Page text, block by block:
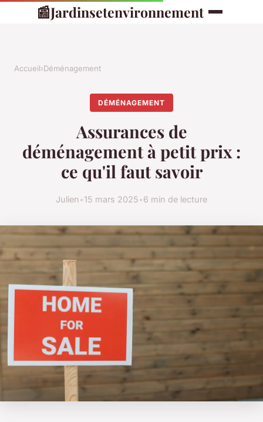
📰Jardinsetenvironnement
Accueil›Déménagement
DÉMÉNAGEMENT
Assurances de
déménagement à petit prix :
ce qu'il faut savoir
Julien•15 mars 2025•6 min de lecture